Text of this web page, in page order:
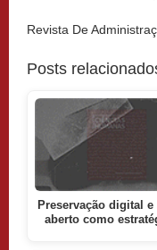
Revista De
Posts
Preservação digital e
aberto como